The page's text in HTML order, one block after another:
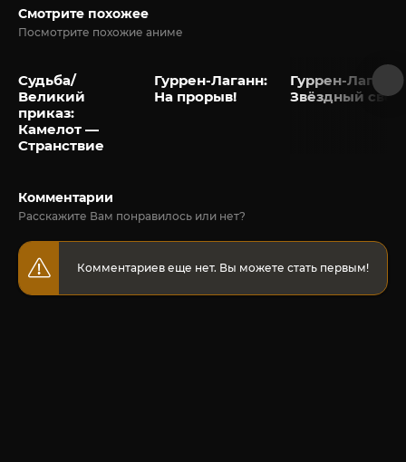
Смотрите похожее
Посмотрите похожие аниме
Судьба/
Великий
приказ:
Камелот —
Странствие
Гуррен-Лаганн:
На прорыв!
Гуррен-Лаганн:
Звёздный свет
Комментарии
Расскажите Вам понравилось или нет?
Комментариев еще нет. Вы можете стать первым!